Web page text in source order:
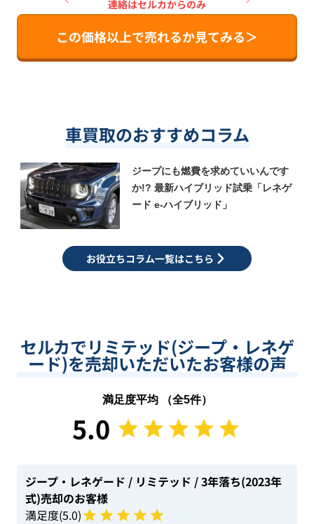
連絡はセルカからのみ
この価格以上で売れるか見てみる＞
車買取のおすすめコラム
ジープにも燃費を求めていいんです
か!? 最新ハイブリッド試乗「レネゲ
ード e-ハイブリッド」
お役立ちコラム一覧はこちら
セルカでリミテッド(ジープ・レネゲ
ード)を売却いただいたお客様の声
満足度平均 （全5件）
5.0
ジープ・レネゲード / リミテッド / 3年落ち(2023年
式)売却のお客様
満足度(5.0)